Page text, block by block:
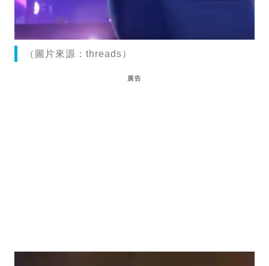
（圖片來源：threads）
廣告